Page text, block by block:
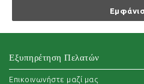
Εξυπηρέτηση Πελατών
Επικοινωνήστε μαζί μας